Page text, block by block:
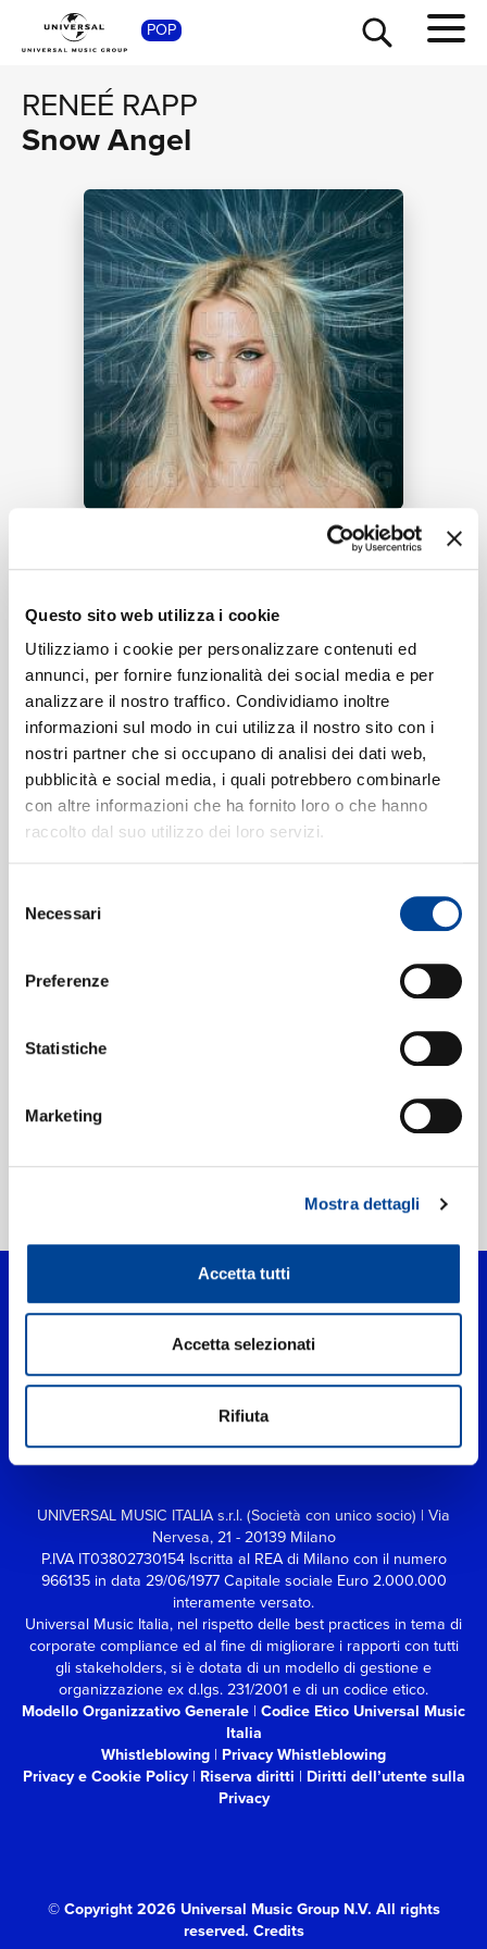
Questo sito web utilizza i cookie
Utilizziamo i cookie per personalizzare contenuti ed
annunci, per fornire funzionalità dei social media e per
analizzare il nostro traffico. Condividiamo inoltre
informazioni sul modo in cui utilizza il nostro sito con i
nostri partner che si occupano di analisi dei dati web,
pubblicità e social media, i quali potrebbero combinarle
con altre informazioni che ha fornito loro o che hanno
raccolto dal suo utilizzo dei loro servizi.
delNecessari
Preferenze
Statistiche
Marketing
Mostra dettagli
Accetta tutti
Accetta selezionati
Rifiuta
POP
RENEÉ RAPP
Snow Angel
Snow Angel
03:35
Reneé Rapp
Formati disponibili:
Data di pubblicazione:
UPC:00602455867926
Snow Angel
UNIVERSAL MUSIC ITALIA s.r.l. (Società con unico socio) | Via
Nervesa, 21 - 20139 Milano
P.IVA IT03802730154 Iscritta al REA di Milano con il numero
966135 in data 29/06/1977Capitale sociale Euro 2.000.000
interamente versato.
Universal Music Italia, nel rispetto delle best practices in tema di
corporate compliance ed al fine di migliorare i rapporti con tutti
gli stakeholders,si è dotata di un modello di gestione e
organizzazione ex d.lgs. 231/2001 e di un codice etico.
Modello Organizzativo Generale | Codice Etico Universal Music
Italia
Whistleblowing | Privacy Whistleblowing
Privacy e Cookie Policy| Riserva diritti | Diritti dell’utente sulla
Privacy
© Copyright 2026 Universal Music Group N.V. All rights
reserved. Credits
SHOP
TOUR NEWS
RICERCA
CHI SIAMO
CONTATTI
NEWSLETTER